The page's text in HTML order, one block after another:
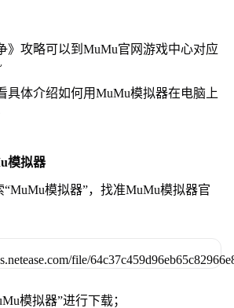
》攻略可以到MuMu官网游戏中心对应
具体介绍如何用MuMu模拟器在电脑上
模拟器
“MuMu模拟器”，找准MuMu模拟器官
模拟器”进行下载；